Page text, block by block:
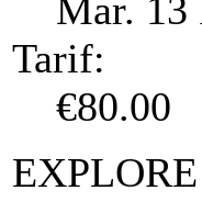
Mar. 13
Tarif:
€80.00